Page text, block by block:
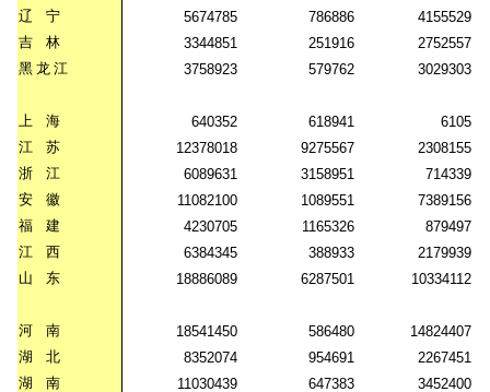
辽 宁 5674785 786886
4155529
吉
林 3344851 251916
2752557
黑 龙 江 3758923 579762 3029303
上 海 640352 618941
6105
江
苏 12378018 9275567
2308155
浙
江 6089631 3158951
714339
安
徽 11082100 1089551
7389156
福
建 4230705 1165326
879497
江
西 6384345 388933
2179939
山
东 18886089 6287501 10334112
河 南 18541450 586480
14824407
湖
北 8352074 954691
2267451
湖
南 11030439 647383
3452400